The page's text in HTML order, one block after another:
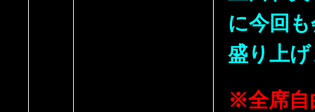
に今回
盛り上
※全席自